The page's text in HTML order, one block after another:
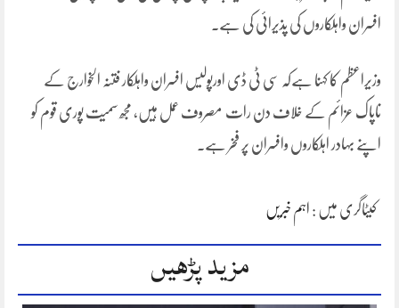
افسران واہلکاروں کی پذیرائی کی ہے۔
وزیراعظم کا کہنا ہےکہ سی ٹی ڈی اورپولیس افسران واہلکار فتنہ الخوارج کے
ناپاک عزائم کے خلاف دن رات مصروف عمل ہیں، مجھ سمیت پوری قوم کو
اپنے بہادر اہلکاروں وافسران پر فخر ہے۔
کیٹاگری میں : اہم خبریں
مزید پڑھیں